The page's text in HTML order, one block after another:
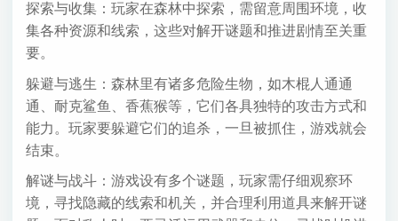
探索与收集：玩家在森林中探索，需留意周围环境，收
集各种资源和线索，这些对解开谜题和推进剧情至关重
要。
躲避与逃生：森林里有诸多危险生物，如木棍人通通
通、耐克鲨鱼、香蕉猴等，它们各具独特的攻击方式和
能力。玩家要躲避它们的追杀，一旦被抓住，游戏就会
结束。
解谜与战斗：游戏设有多个谜题，玩家需仔细观察环
境，寻找隐藏的线索和机关，并合理利用道具来解开谜